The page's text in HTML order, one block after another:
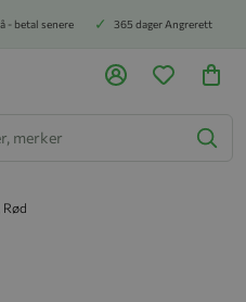
- betal senere 365 dager Angrerett
Rød